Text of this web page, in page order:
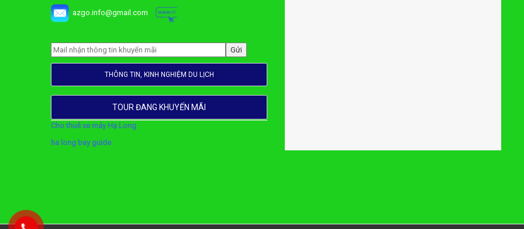
azgo.info@gmail.com
THÔNG TIN, KINH NGHIỆM DU LỊCH
TOUR ĐANG KHUYẾN MÃI
Cho thuê xe máy Hạ Long
ha long bay guide